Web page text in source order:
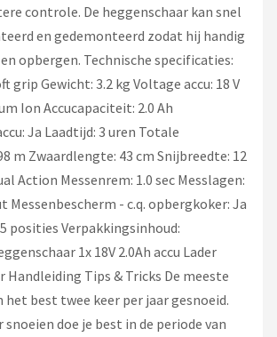
controle. De heggenschaar kan snel
en gedemonteerd zodat hij handig
opbergen. Technische specificaties:
grip Gewicht: 3.2 kg Voltage accu: 18 V
Ion Accucapaciteit: 2.0 Ah
Ja Laadtijd: 3 uren Totale
m Zwaardlengte: 43 cm Snijbreedte: 12
Action Messenrem: 1.0 sec Messlagen:
Messenbescherm - c.q. opbergkoker: Ja
posities Verpakkingsinhoud:
1x 18V 2.0Ah accu Lader
Handleiding Tips & Tricks De meeste
het best twee keer per jaar gesnoeid.
snoeien doe je best in de periode van